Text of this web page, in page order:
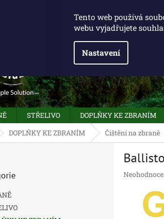
Tento web používá
webu vyjadřujete
Nastavení
STŘELIVO DOPLŇKY KE ZBRANÍM
DOPLŇKY KE ZBRANÍM Čištění na zbraně
Průměrné
produktu